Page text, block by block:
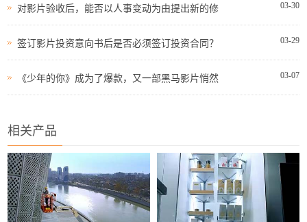
03-30
对影片验收后，能否以人事变动为由提出新的修
03-29
签订影片投资意向书后是否必须签订投资合同？
03-07
《少年的你》成为了爆款，又一部黑马影片悄然
相关产品